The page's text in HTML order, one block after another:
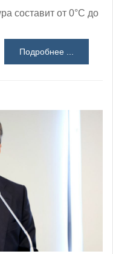
составит от 0°С до
Подробнее ...